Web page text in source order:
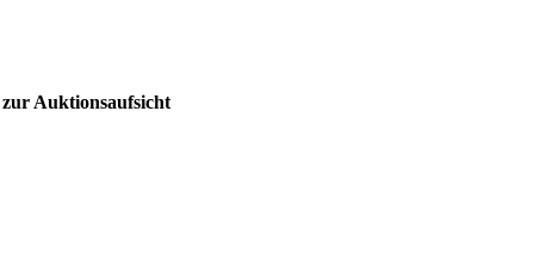
Auktionsaufsicht